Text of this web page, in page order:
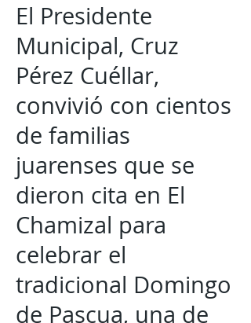
El Presidente
Municipal, Cruz
Pérez Cuéllar,
convivió con cientos
de familias
juarenses que se
dieron cita en El
Chamizal para
celebrar el
tradicional Domingo
de Pascua, una de